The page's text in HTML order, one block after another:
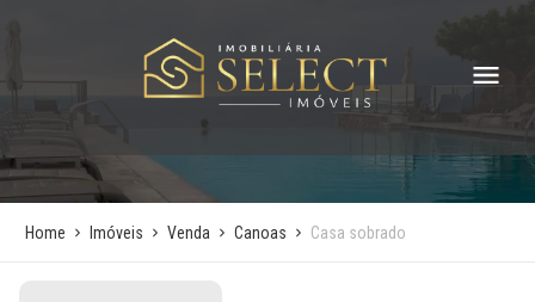
Home Imóveis Venda Canoas Casa sobrado